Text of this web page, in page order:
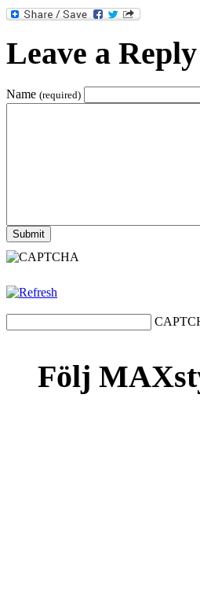
Leave a Reply
Name (required)
Följ